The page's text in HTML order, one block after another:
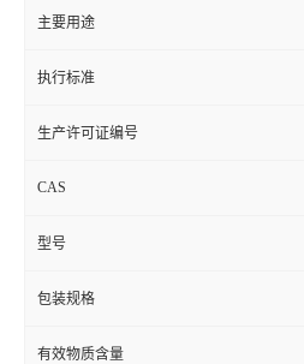
主要用途
执行标准
生产许可证编号
CAS
型号
包装规格
有效物质含量